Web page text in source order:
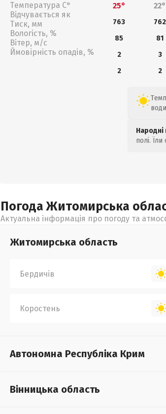
Температура С°
Відчувається як
Тиск, мм
Вологість, %
Вітер, м/с
Ймовірність опадів, %
25°
22°
763 762
85
81
2
3
2
2
полі.
Погода Житомирська
Актуальна інформація про погоду та
Житомирська область
Бердичів
Коростень
Автономна Республіка Крим
Вінницька область